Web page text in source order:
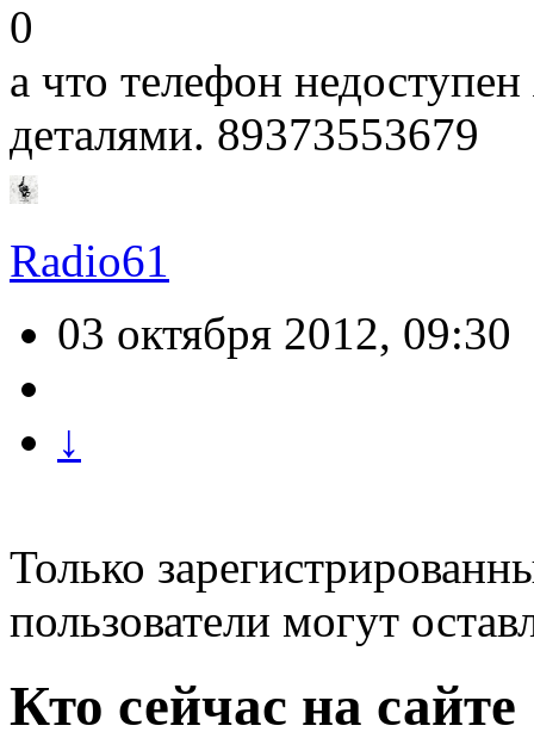
0
а что телефон
деталями. 89373553679
Radio61
03 октября 2012, 09:30
↓
Только
пользователи могут
Кто сейчас на сайте